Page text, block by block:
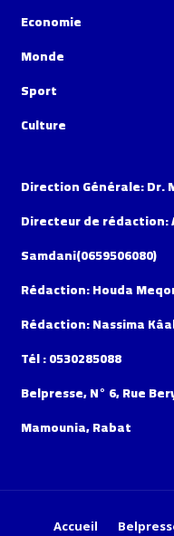
Economie
Monde
Sport
Culture
Direction Générale: Dr.
Directeur de rédaction:
Samdani(0659506080)
Rédaction: Houda
Rédaction: Nassima
Tél : 0530285088
Belpresse, N° 6, Rue
Mamounia, Rabat
Accueil